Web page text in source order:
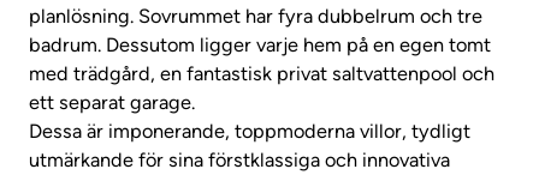
planlösning. Sovrummet har fyra dubbelrum och tre
badrum. Dessutom ligger varje hem på en egen tomt
med trädgård, en fantastisk privat saltvattenpool och
ett separat garage.
Dessa är imponerande, toppmoderna villor, tydligt
utmärkande för sina förstklassiga och innovativa